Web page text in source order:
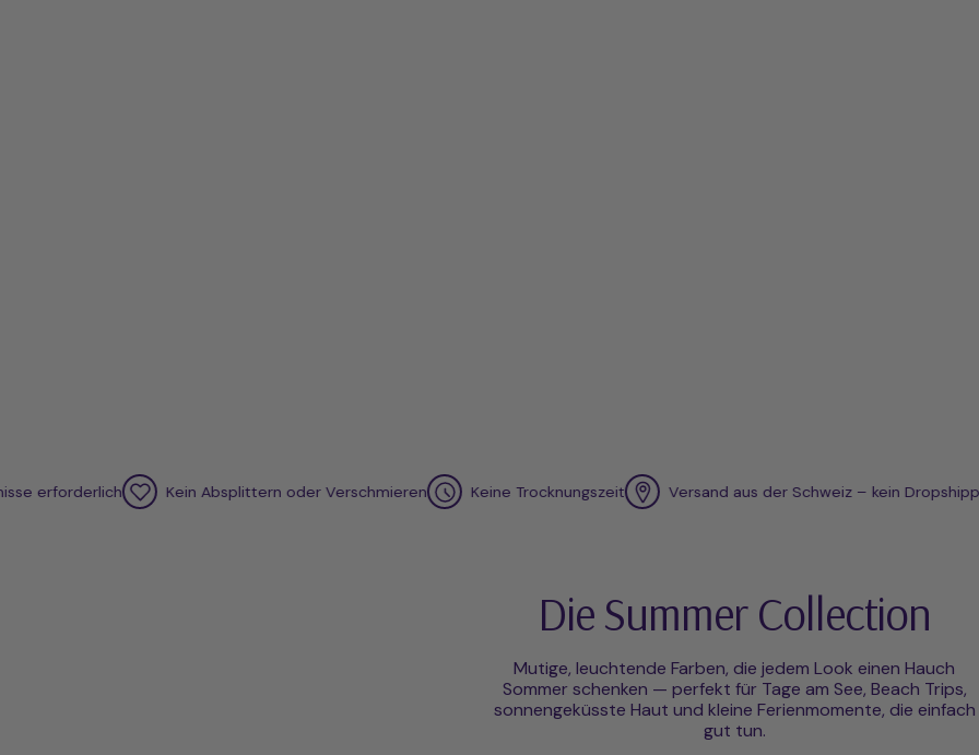
Kein Absplittern oder Verschmieren Keine Trocknungszeit Versand aus der Schweiz – kein Dropshipping
Die Summer Collection
Mutige, leuchtende Farben, die jedem Look einen Hauch
Sommer schenken — perfekt für Tage am See, Beach Trips,
sonnengeküsste Haut und kleine Ferienmomente, die einfach
gut tun.